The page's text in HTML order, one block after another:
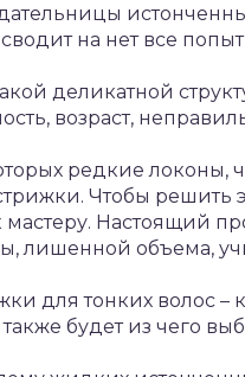
на нет все
деликатной
возраст,
редкие локоны,
Чтобы решить
Настоящий
лишенной объема,
для тонких волос –
будет из чего